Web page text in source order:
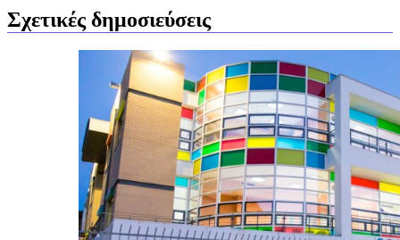
Σχετικές δημοσιεύσεις